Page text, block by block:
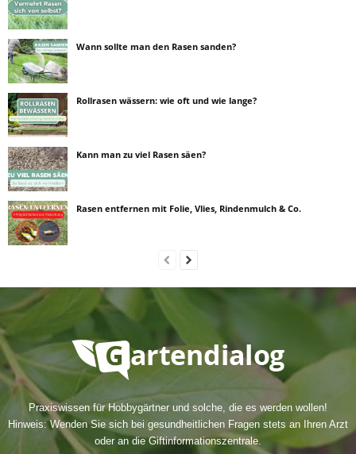
Wann sollte man den Rasen sanden?
Rollrasen wässern: wie oft und wie lange?
Kann man zu viel Rasen säen?
Rasen entfernen mit Folie, Vlies, Rindenmulch & Co.
Praxiswissen für Hobbygärtner und solche, die es werden wollen!
Hinweis: Wenden Sie sich bei gesundheitlichen Fragen stets an Ihren Arzt
oder an die Giftinformationszentrale.